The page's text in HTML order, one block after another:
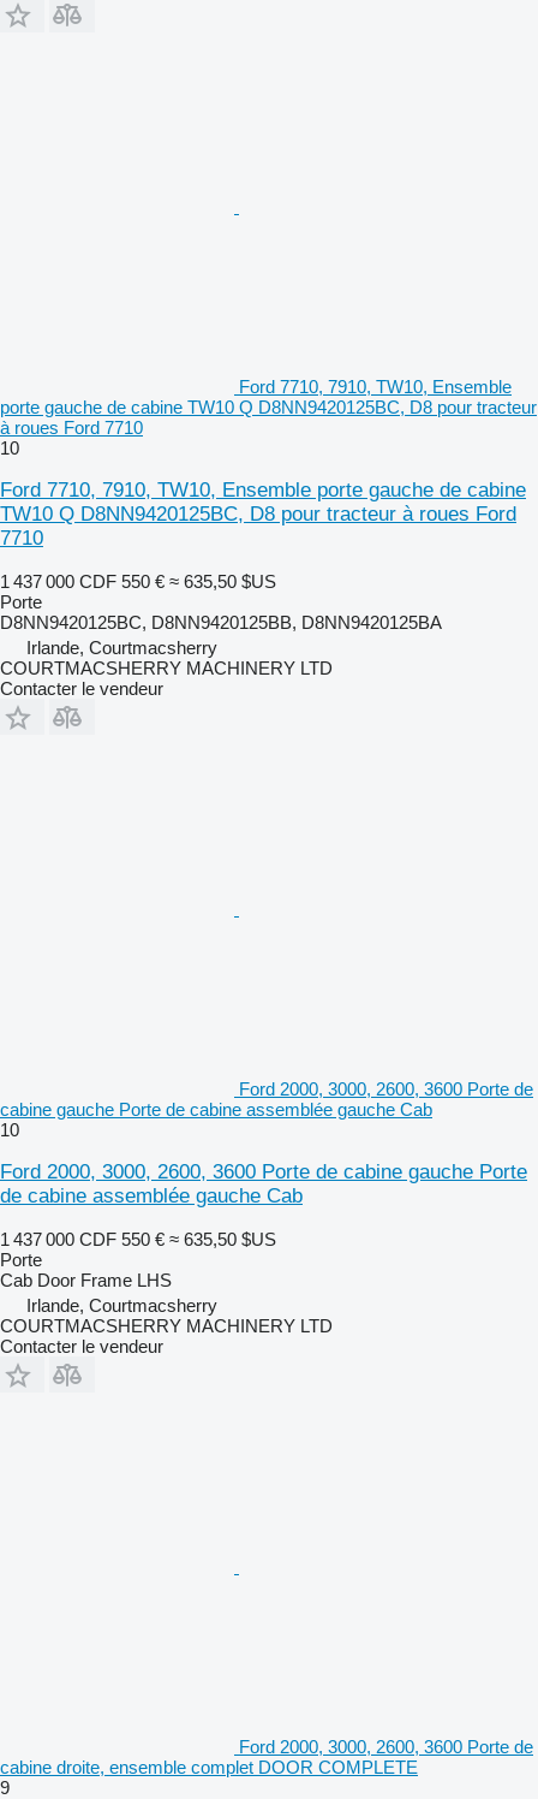
Ford 7710, 7910, TW10, Ensemble
porte gauche de cabine TW10 Q D8NN9420125BC, D8 pour tracteur
à roues Ford 7710
10
Ford 7710, 7910, TW10, Ensemble porte gauche de cabine
TW10 Q D8NN9420125BC, D8 pour tracteur à roues Ford
7710
1 437 000 CDF 550 € ≈ 635,50 $US
Porte
D8NN9420125BC, D8NN9420125BB, D8NN9420125BA
Irlande, Courtmacsherry
COURTMACSHERRY MACHINERY LTD
Contacter le vendeur
Ford 2000, 3000, 2600, 3600 Porte de
cabine gauche Porte de cabine assemblée gauche Cab
10
Ford 2000, 3000, 2600, 3600 Porte de cabine gauche Porte
de cabine assemblée gauche Cab
1 437 000 CDF 550 € ≈ 635,50 $US
Porte
Cab Door Frame LHS
Irlande, Courtmacsherry
COURTMACSHERRY MACHINERY LTD
Contacter le vendeur
Ford 2000, 3000, 2600, 3600 Porte de
cabine droite, ensemble complet DOOR COMPLETE
9